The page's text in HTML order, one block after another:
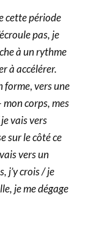
cette période
pas, je
à un rythme
à accélérer.
forme,vers une
corps, mes
vais vers
sur le côté ce
vers un
j’y crois / je
je me dégage